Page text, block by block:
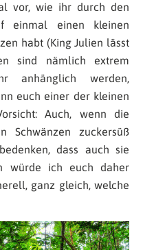
vor, wie ihr durch den
einmal einen kleinen
habt (King Julien lässt
sind nämlich extrem
anhänglich werden,
euch einer der kleinen
Auch, wenn die
Schwänzen zuckersüß
dass auch sie
würde ich euch daher
ganz gleich, welche